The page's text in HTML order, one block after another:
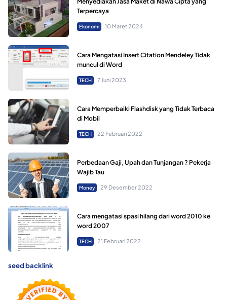
Terpercaya
Ekonomi 10 Maret 2024
Cara Mengatasi Insert Citation Mendeley Tidak
muncul di Word
TECH 7 Juni 2023
Cara Memperbaiki Flashdisk yang Tidak Terbaca
di Mobil
TECH 22 Februari 2022
Perbedaan Gaji, Upah dan Tunjangan ? Pekerja
Wajib Tau
Money 29 Desember 2022
Cara mengatasi spasi hilang dari word 2010 ke
word 2007
TECH 21 Februari 2022
seed backlink